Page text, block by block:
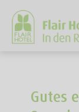
Zum
Inhalt
springen
Gutes